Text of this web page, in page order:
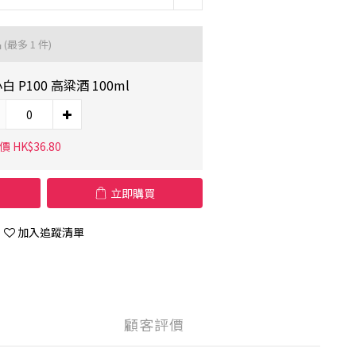
(最多 1 件)
P100 高粱酒 100ml
HK$36.80
立即購買
加入追蹤清單
顧客評價